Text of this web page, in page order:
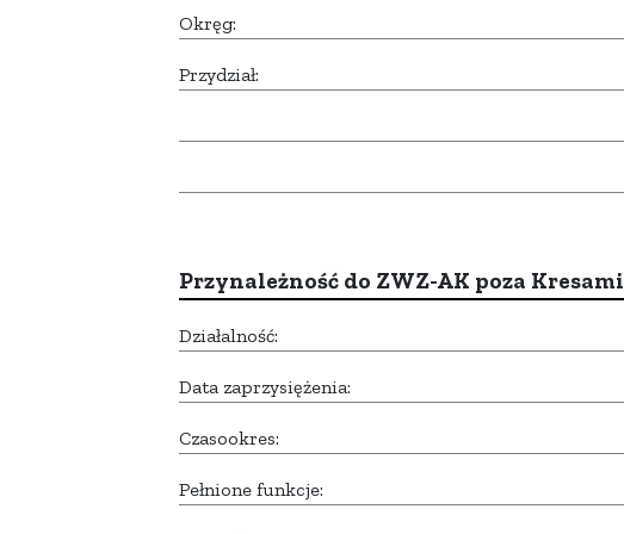
Okręg:
Przydział:
Przynależność do ZWZ-AK poza Kresami
Działalność:
Data zaprzysiężenia:
Czasookres:
Pełnione funkcje: